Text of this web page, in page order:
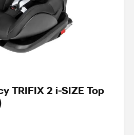
TRIFIX 2 i-SIZE Top
obsługującego